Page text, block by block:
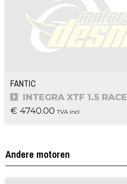
FANTIC
INTEGRA XTF 1.5 RACE
€ 4740.00 TVA incl
Andere motoren